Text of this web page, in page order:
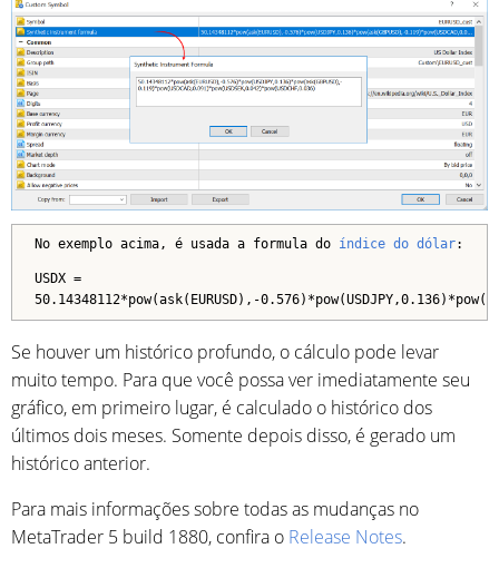
No exemplo acima, é usada a formula do índice do dólar:
USDX =
50.14348112*pow(ask(EURUSD),-
Se houver um histórico profundo, o cálculo pode levar
muito tempo. Para que você possa ver imediatamente seu
gráfico, em primeiro lugar, é calculado o histórico dos
últimos dois meses. Somente depois disso, é gerado um
histórico anterior.
Para mais informações sobre todas as mudanças no
MetaTrader 5 build 1880, confira o Release Notes.